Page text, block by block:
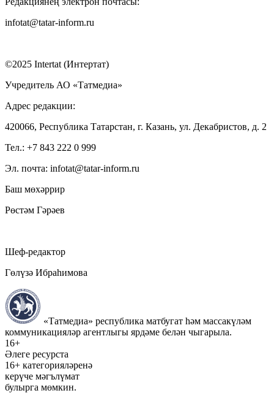
infotat@tatar-inform.ru
©2025 Intertat (Интертат)
Учредитель АО «Татмедиа»
Адрес редакции:
420066, Республика Татарстан, г. Казань, ул. Декабристов, д. 2
Тел.: +7 843 222 0 999
Эл. почта: infotat@tatar-inform.ru
Баш мөхәррир
Рөстәм Гәрәев
Шеф-редактор
Гөлүзә Ибраһимова
«Татмедиа» республика матбугат һәм массакүләм
коммуникацияләр агентлыгы ярдәме белән чыгарыла.
16+
Әлеге ресурста
16+ категорияләренә
керүче мәгълүмат
булырга мөмкин.